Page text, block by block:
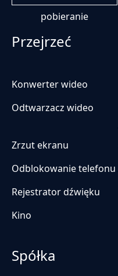
pobieranie
Przejrzeć
Konwerter wideo
Odtwarzacz wideo
Zrzut ekranu
Odblokowanie telefonu
Rejestrator dźwięku
Kino
Spółka